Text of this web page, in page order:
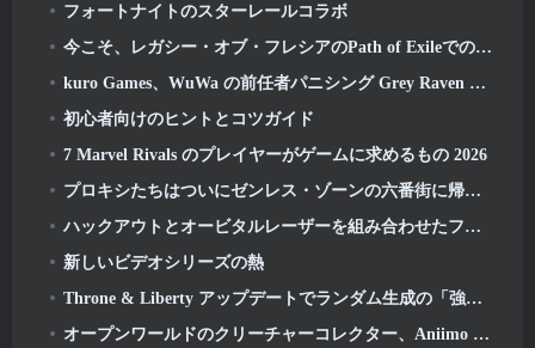
フォートナイトのスターレールコラボ
今こそ、レガシー・オブ・フレシアのPath of ExileでのKeepers of the Flameのチャレンジを完了する時です
kuro Games、WuWa の前任者パニシング Grey Raven を Steam に導入
初心者向けのヒントとコツガイド
7 Marvel Rivals のプレイヤーがゲームに求めるもの 2026
プロキシたちはついにゼンレス・ゾーンの六番街に帰ってきた ゼロ版 2.6 アップデート
ハックアウトとオービタルレーザーを組み合わせたファイナルニューワールドツアー
新しいビデオシリーズの熱
Throne & Liberty アップデートでランダム生成の「強欲の塔」が導入
オープンワールドのクリーチャーコレクター、Aniimo が正しいメモを打つ